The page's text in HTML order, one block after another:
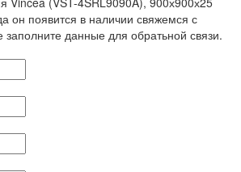
он появится в наличии свяжемся с
данные для обратьной связи.